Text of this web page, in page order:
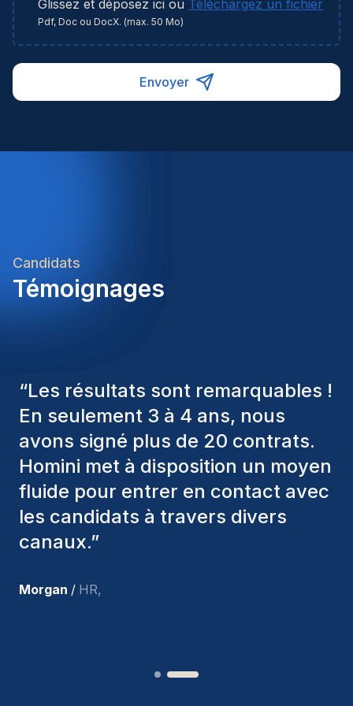
Glissez et déposez ici ou Téléchargez un fichier
Pdf, Doc ou DocX. (max. 50 Mo)
Envoyer
Candidats
Témoignages
“Les consultants Homini ont
toujours pris en considération
divers critères pour nous proposer
les bons candidats. Ceux que
nous avons recrutés sont toujours
parmi nous, et personnellement, je
suis très satisfait des nouvelles